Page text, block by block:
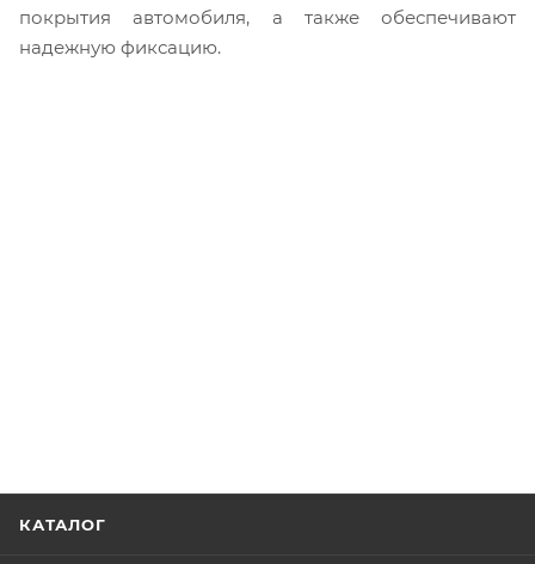
покрытия автомобиля, а также обеспечивают
надежную фиксацию.
КАТАЛОГ